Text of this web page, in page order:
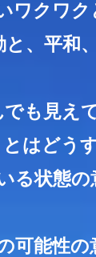
ワクワク
と、平和
でも見え
はどう
る状態の
可能性の